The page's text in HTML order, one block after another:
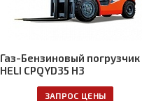
Газ-Бензиновый погрузчик
HELI CPQYD35 H3
ЗАПРОС ЦЕНЫ